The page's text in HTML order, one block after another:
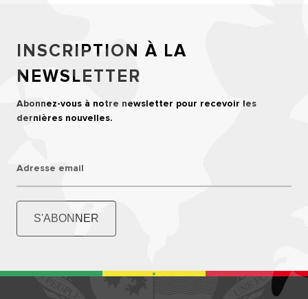
INSCRIPTION À LA
NEWSLETTER
Abonnez-vous à notre newsletter pour recevoir les
dernières nouvelles.
Adresse email
S'ABONNER